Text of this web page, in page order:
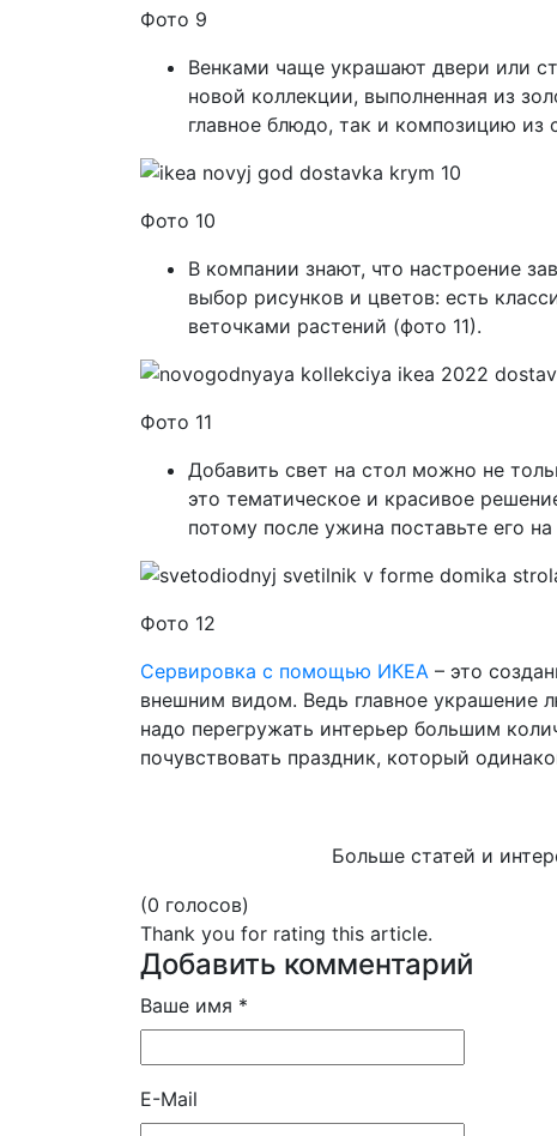
Фото 9
Венками чаще украшают двери или
новой коллекции, выполненная из
главное блюдо, так и композицию из
Фото 10
В компании знают, что настроение
выбор рисунков и цветов: есть
веточками растений (фото 11).
Фото 11
Добавить свет на стол можно не
это тематическое и красивое
потому после ужина поставьте его
Фото 12
Сервировка с помощью ИКЕА – это
внешним видом. Ведь главное украшение
надо перегружать интерьер большим
почувствовать праздник, который
Больше статей и
(0 голосов)
Thank you for rating this article.
Добавить комментарий
Ваше имя *
E-Mail